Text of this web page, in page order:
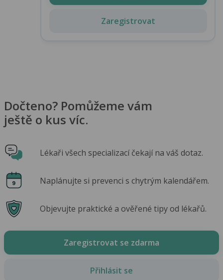
Zaregistrovat
Dočteno? Pomůžeme vám
ještě o kus víc.
Lékaři všech specializací čekají na váš dotaz.
Naplánujte si prevenci s chytrým kalendářem.
Objevujte praktické a ověřené tipy od lékařů.
Zaregistrovat se zdarma
Přihlásit se